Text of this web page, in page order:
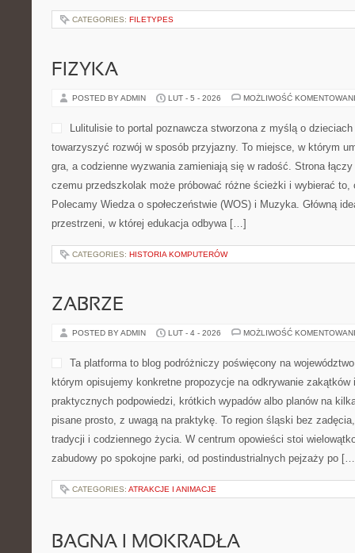
CATEGORIES: FILETYPES
FIZYKA
POSTED BY ADMIN LUT - 5 - 2026 MOŻLIWOŚĆ
Lulitulisie to portal poznawcza stworzona z myślą o
towarzyszyć rozwój w sposób przyjazny. To miejsce, w którym
gra, a codzienne wyzwania zamieniają się w radość. Strona
czemu przedszkolak może próbować różne ścieżki i wybierać to,
Polecamy Wiedza o społeczeństwie (WOS) i Muzyka. Główną
przestrzeni, w której edukacja odbywa […]
CATEGORIES: HISTORIA KOMPUTERÓW
ZABRZE
POSTED BY ADMIN LUT - 4 - 2026 MOŻLIWOŚĆ
Ta platforma to blog podróżniczy poświęcony na
którym opisujemy konkretne propozycje na odkrywanie
praktycznych podpowiedzi, krótkich wypadów albo planów na
pisane prosto, z uwagą na praktykę. To region śląski bez
tradycji i codziennego życia. W centrum opowieści stoi
zabudowy po spokojne parki, od postindustrialnych pejzaży po
CATEGORIES: ATRAKCJE I ANIMACJE
BAGNA I MOKRADŁA